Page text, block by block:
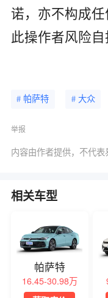
诺，亦不构成
此操作者风险自
# 帕萨特 # 大众
举报
内容由作者提供，不代表
相关车型
帕萨特
16.45-30.98万